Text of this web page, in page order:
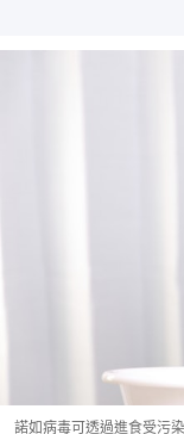
諾如病毒可透過進食受污